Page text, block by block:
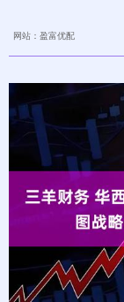
网站：盈富优配